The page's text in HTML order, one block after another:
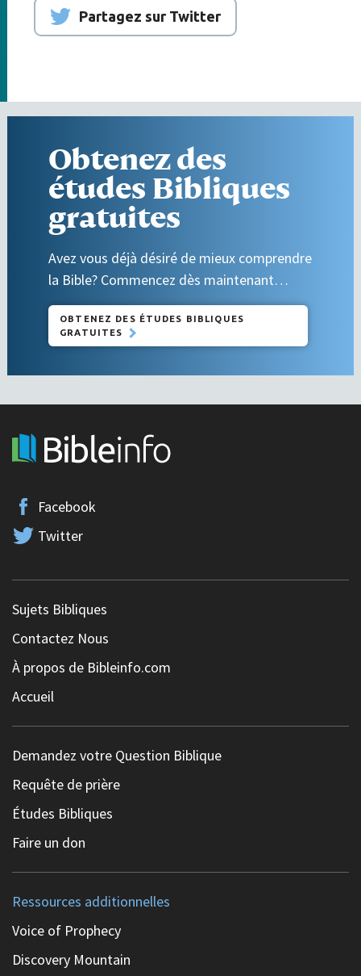
Partagez sur Twitter
Obtenez des
études Bibliques
gratuites
Avez vous déjà désiré de mieux comprendre
la Bible? Commencez dès maintenant…
OBTENEZ DES ÉTUDES BIBLIQUES
GRATUITES
Facebook
Twitter
Sujets Bibliques
Contactez Nous
À propos de Bibleinfo.com
Accueil
Demandez votre Question Biblique
Requête de prière
Études Bibliques
Faire un don
Ressources additionnelles
Voice of Prophecy
Discovery Mountain